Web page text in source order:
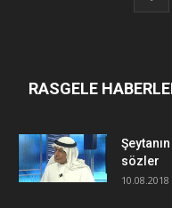
RASGELE
sözler
10.08.2018